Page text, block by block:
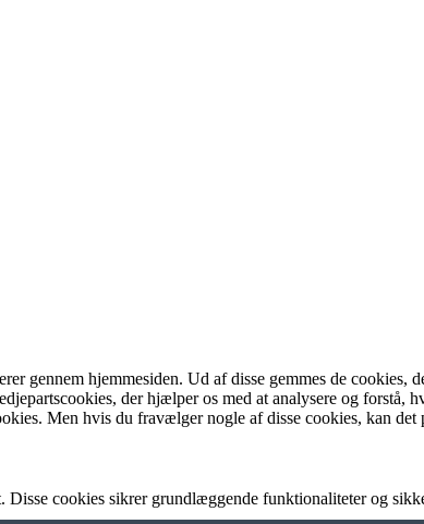
gennem hjemmesiden. Ud af disse gemmes de cookies,
der hjælper os med at analysere og forstå,
Men hvis du fravælger nogle af disse cookies, kan det
cookies sikrer grundlæggende funktionaliteter og